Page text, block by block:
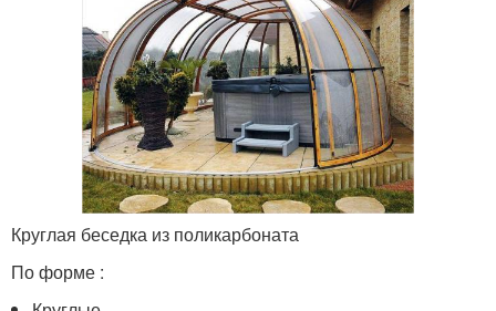
Круглая беседка из поликарбоната
По форме :